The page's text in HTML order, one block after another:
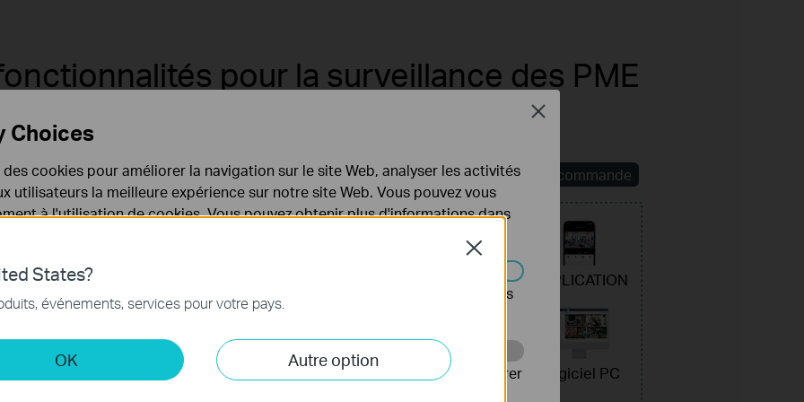
pour la surveillance des PME
APPLICATION
Logiciel PC
en direct et
lecture
Stockage local
Audio
bidirectionnel
Télécommande
States?
événements, services pour votre pays.
OK Autre option
Close
Choices
des cookies pour améliorer la navigation sur le site Web, analyser les activités
utilisateurs la meilleure expérience sur notre site Web. Vous pouvez vous
à l'utilisation de cookies. Vous pouvez obtenir plus d'informations dans
au fonctionnement du site Web et ne peuvent pas être désactivés
marketing
nous permettent d'analyser vos activités sur notre site Web pour améliorer
de notre site Web.
Close